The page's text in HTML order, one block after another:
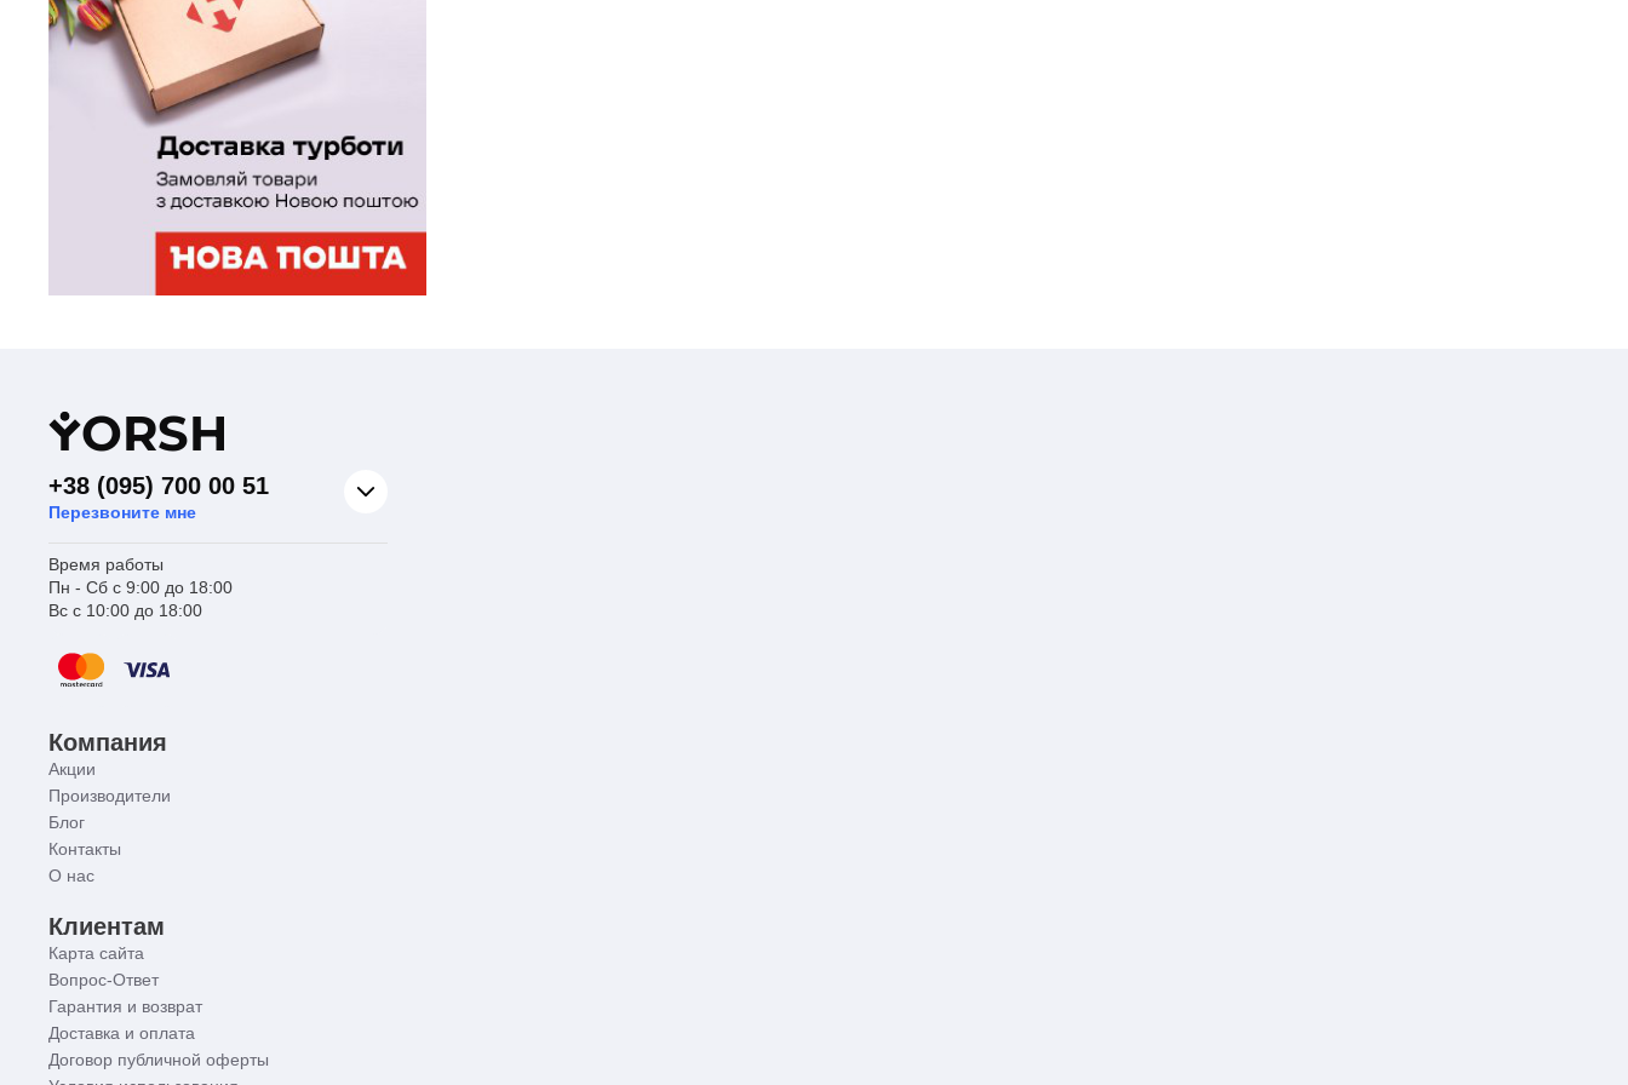
YORSH
+38 (095) 700 00 51
Перезвоните мне
Время работы
Пн - Сб с 9:00 до 18:00
Вс с 10:00 до 18:00
Компания
Акции
Производители
Блог
Контакты
О нас
Клиентам
Карта сайта
Вопрос-Ответ
Гарантия и возврат
Доставка и оплата
Договор публичной оферты